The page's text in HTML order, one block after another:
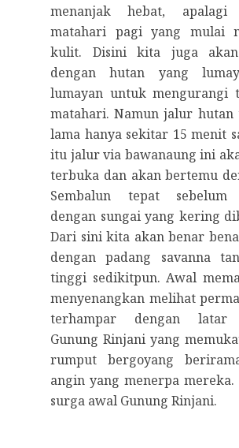
menanjak hebat, apalagi
matahari pagi yang mulai
kulit. Disini kita juga
dengan hutan yang
lumayan untuk mengurangi
matahari. Namun jalur hutan
lama hanya sekitar 15 menit
itu jalur via bawanaung ini
terbuka dan akan bertemu
Sembalun tepat sebelum
dengan sungai yang kering
Dari sini kita akan benar
dengan padang savanna
tinggi sedikitpun. Awal
menyenangkan melihat
terhampar dengan latar
Gunung Rinjani yang
rumput bergoyang
angin yang menerpa
surga awal Gunung Rinjani.